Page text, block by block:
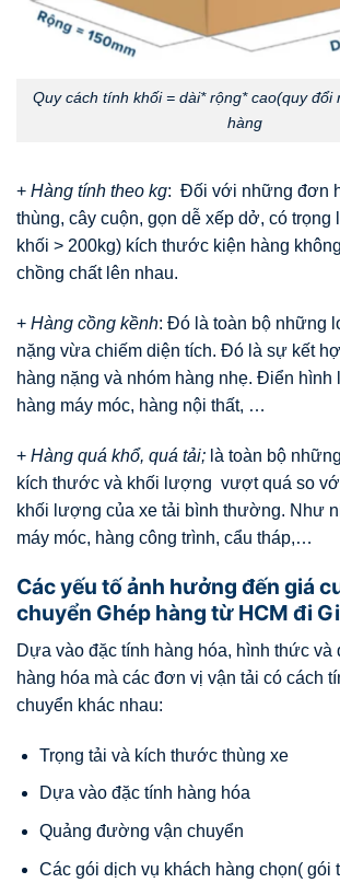
Quy cách tính khối = dài* rộng* cao(quy đổi
hàng
+ Hàng tính theo kg: Đối với những đơn
thùng, cây cuộn, gọn dễ xếp dở, có trọng
khối > 200kg) kích thước kiện hàng
chồng chất lên nhau.
+ Hàng cồng kềnh: Đó là toàn bộ những
nặng vừa chiếm diện tích. Đó là sự kết
hàng nặng và nhóm hàng nhẹ. Điển hình
hàng máy móc, hàng nội thất, …
+ Hàng quá khổ, quá tải; là toàn bộ
kích thước và khối lượng vượt quá so
khối lượng của xe tải bình thường. Như
máy móc, hàng công trình, cẩu tháp,…
Các yếu tố ảnh hưởng đến giá
chuyển Ghép hàng từ HCM đi
Dựa vào đặc tính hàng hóa, hình thức và
hàng hóa mà các đơn vị vận tải có cách
chuyển khác nhau:
Trọng tải và kích thước thùng xe
Dựa vào đặc tính hàng hóa
Quảng đường vận chuyển
Các gói dịch vụ khách hàng chọn( gói